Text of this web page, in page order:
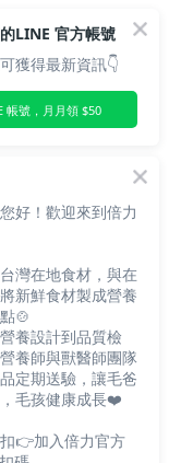
午5點
詢
段105號2樓
LINE 官方帳號
獲得最新資訊👇
帳號，月月領 $50
好！歡迎來到倍力
灣在地食材，與在
新鮮食材製成營養
🍲
養設計到品質檢
養師與獸醫師團隊
定期送驗，讓毛爸
毛孩健康成長❤️
👉加入倍力官方